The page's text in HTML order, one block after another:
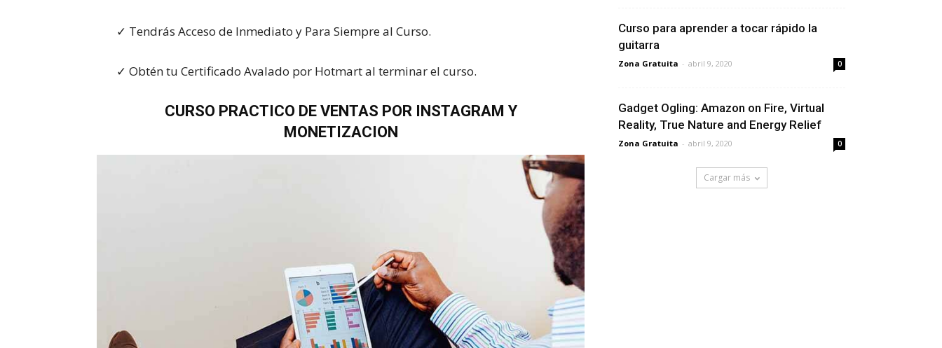
✓ Tendrás Acceso de Inmediato y Para Siempre al Curso.
✓ Obtén tu Certificado Avalado por Hotmart al terminar el curso.
CURSO PRACTICO DE VENTAS POR INSTAGRAM Y
MONETIZACION
Curso para aprender a tocar rápido la
guitarra
Zona Gratuita - abril 9, 2020 0
Gadget Ogling: Amazon on Fire, Virtual
Reality, True Nature and Energy Relief
Zona Gratuita - abril 9, 2020 0
Cargar más